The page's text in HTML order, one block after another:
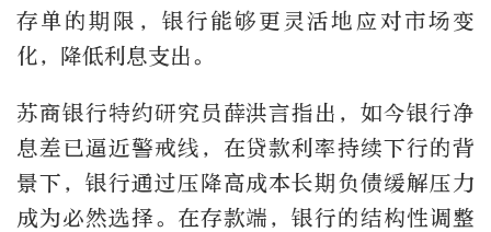
存单的期限，银行能够更灵活地应对市场变
化，降低利息支出。
苏商银行特约研究员薛洪言指出，如今银行净
息差已逼近警戒线，在贷款利率持续下行的背
景下，银行通过压降高成本长期负债缓解压力
成为必然选择。在存款端，银行的结构性调整